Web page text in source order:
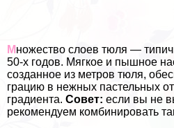
М ножество слоев тюля —
50-х годов. Мягкое и пышное
созданное из метров тюля,
грацию в нежных пастельных
градиента. Совет: если вы не
рекомендуем комбинировать